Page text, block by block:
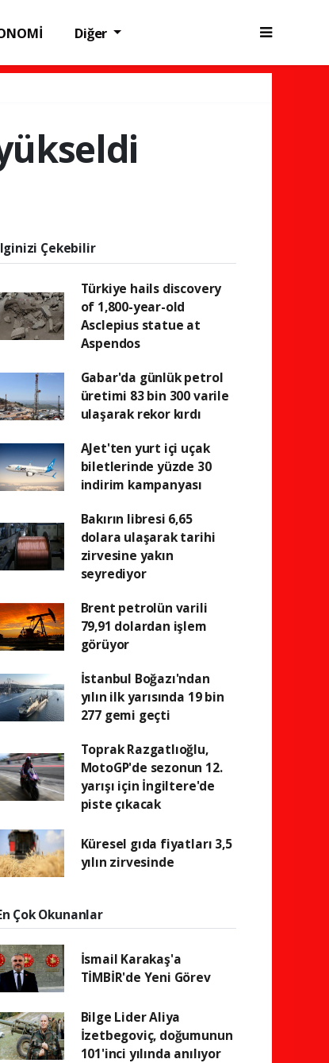
Diğer
Çekebilir
Türkiye hails discovery
of 1,800-year-old
Asclepius statue at
Aspendos
Gabar'da günlük petrol
üretimi 83 bin 300 varile
ulaşarak rekor kırdı
AJet'ten yurt içi uçak
biletlerinde yüzde 30
indirim kampanyası
Bakırın libresi 6,65
dolara ulaşarak tarihi
zirvesine yakın
seyrediyor
Brent petrolün varili
79,91 dolardan işlem
görüyor
İstanbul Boğazı'ndan
yılın ilk yarısında 19 bin
277 gemi geçti
Toprak Razgatlıoğlu,
MotoGP'de sezonun 12.
yarışı için İngiltere'de
piste çıkacak
Küresel gıda fiyatları 3,5
yılın zirvesinde
Çok Okunanlar
İsmail Karakaş'a
TİMBİR'de Yeni Görev
Bilge Lider Aliya
İzetbegoviç, doğumunun
101'inci yılında anılıyor